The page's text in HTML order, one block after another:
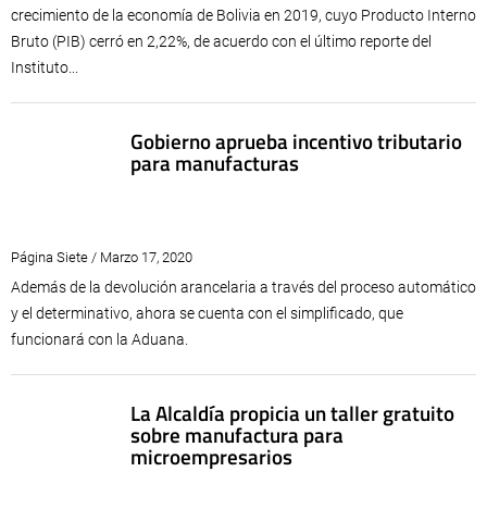
crecimiento de la economía de Bolivia en 2019, cuyo Producto Interno
Bruto (PIB) cerró en 2,22%, de acuerdo con el último reporte del
Instituto...
Gobierno aprueba incentivo tributario
para manufacturas
Página Siete / Marzo 17, 2020
Además de la devolución arancelaria a través del proceso automático
y el determinativo, ahora se cuenta con el simplificado, que
funcionará con la Aduana.
La Alcaldía propicia un taller gratuito
sobre manufactura para
microempresarios